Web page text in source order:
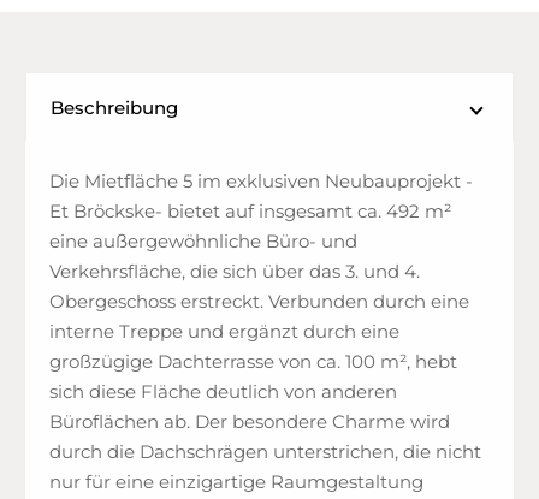
Beschreibung
Die Mietfläche 5 im exklusiven Neubauprojekt -
Et Bröckske- bietet auf insgesamt ca. 492 m²
eine außergewöhnliche Büro- und
Verkehrsfläche, die sich über das 3. und 4.
Obergeschoss erstreckt. Verbunden durch eine
interne Treppe und ergänzt durch eine
großzügige Dachterrasse von ca. 100 m², hebt
sich diese Fläche deutlich von anderen
Büroflächen ab. Der besondere Charme wird
durch die Dachschrägen unterstrichen, die nicht
nur für eine einzigartige Raumgestaltung